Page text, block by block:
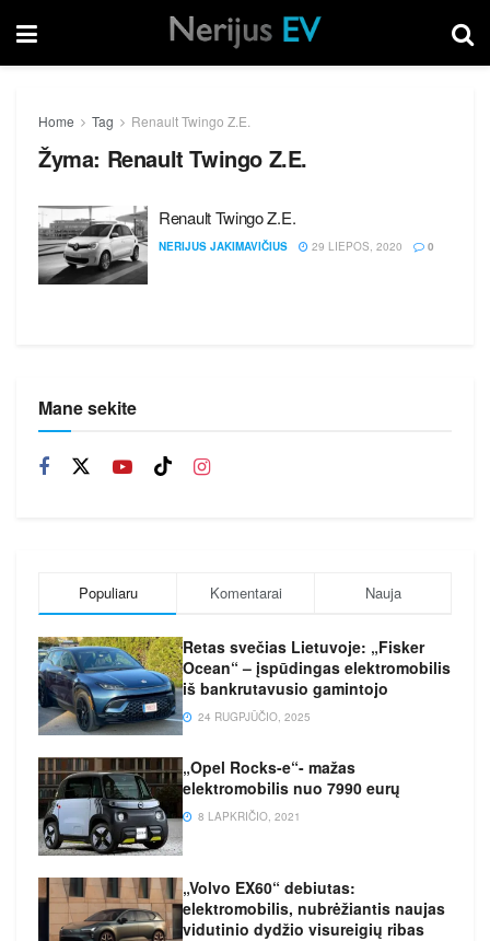
Home Tag Renault Twingo Z.E.
Žyma: Renault Twingo Z.E.
Renault Twingo Z.E.
NERIJUS JAKIMAVIČIUS 29 LIEPOS, 2020 0
Mane sekite
Populiaru Komentarai Nauja
Retas svečias Lietuvoje: „Fisker
Ocean“ – įspūdingas elektromobilis
iš bankrutavusio gamintojo
24 RUGPJŪČIO, 2025
„Opel Rocks-e“- mažas
elektromobilis nuo 7990 eurų
8 LAPKRIČIO, 2021
„Volvo EX60“ debiutas:
elektromobilis, nubrėžiantis naujas
vidutinio dydžio visureigių ribas